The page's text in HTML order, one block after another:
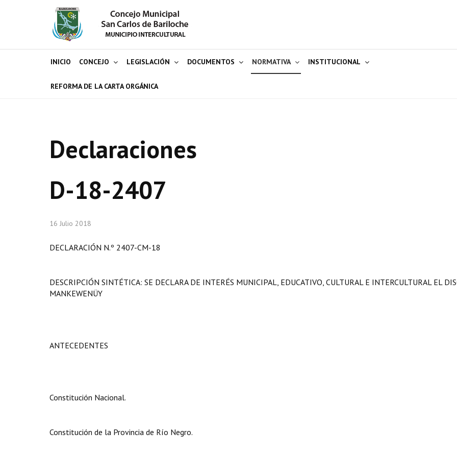
INICIO CONCEJO LEGISLACIÓN DOCUMENTOS NORMATIVA INSTITUCIONAL
REFORMA DE LA CARTA ORGÁNICA
Declaraciones
D-18-2407
16 Julio 2018
DECLARACIÓN N.º 2407-CM-18
DESCRIPCIÓN SINTÉTICA: SE DECLARA DE INTERÉS MUNICIPAL, EDUCATIVO, CULTURAL E INTERCULTURAL EL
MANKEWENÜY
ANTECEDENTES
Constitución Nacional.
Constitución de la Provincia de Río Negro.